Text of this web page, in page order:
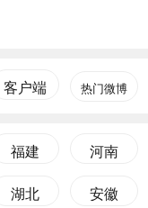
客户端 热门微博
福建 河南
湖北 安徽